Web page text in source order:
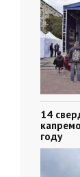
14
году